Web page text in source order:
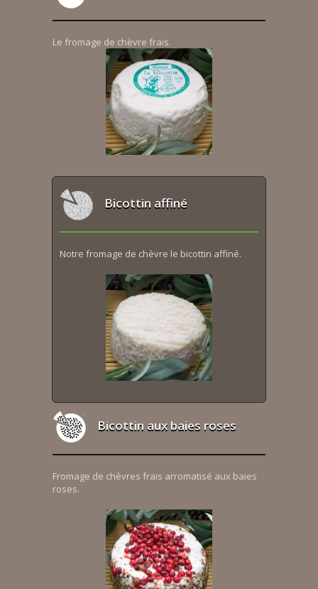
Le fromage de chèvre frais.
Bicottin affiné
Notre fromage de chèvre le bicottin affiné.
Bicottin aux baies roses
Fromage de chèvres frais arromatisé aux baies
roses.